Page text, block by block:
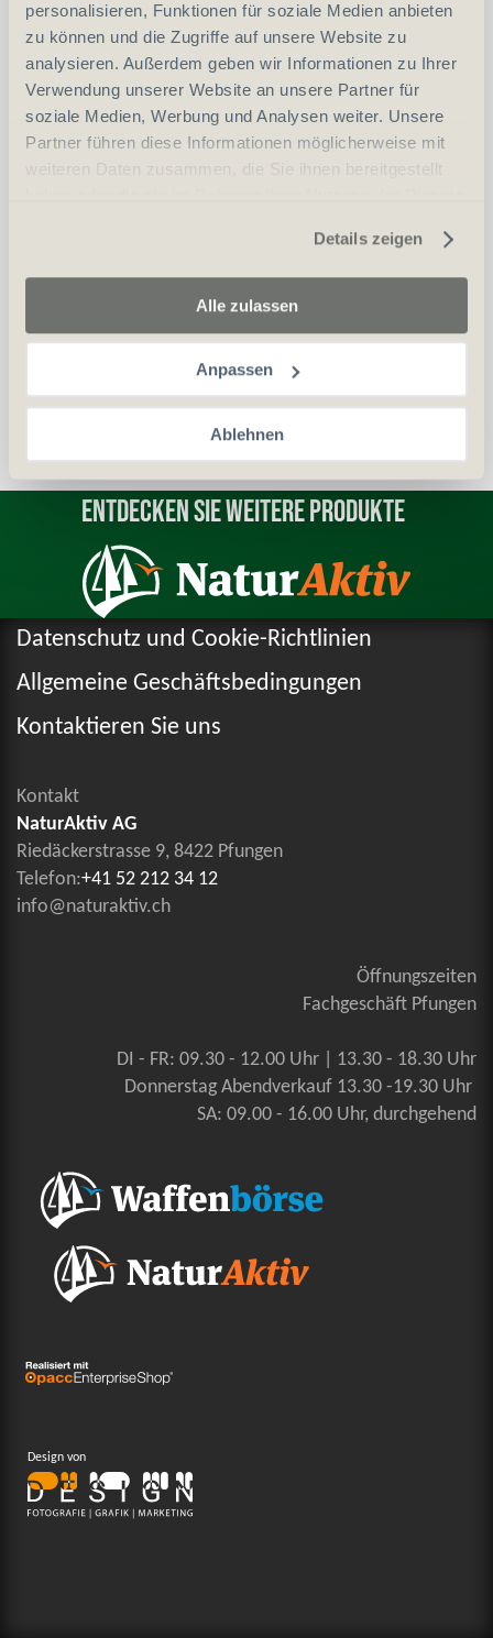
personalisieren, Funktionen für soziale Medien anbieten
zu können und die Zugriffe auf unsere Website zu
analysieren. Außerdem geben wir Informationen zu Ihrer
Verwendung unserer Website an unsere Partner für
soziale Medien, Werbung und Analysen weiter. Unsere
Partner führen diese Informationen möglicherweise mit
weiteren Daten zusammen, die Sie ihnen bereitgestellt
Details zeigen
Alle zulassen
Anpassen
Ablehnen
vergleichen
Anzahl Stück - +
In den Warenkorb
Waffenerwerbschein (WES)
Personalien (ID/Pass)
Entdecken Sie weitere Produkte
Datenschutz und Cookie-Richtlinien
Allgemeine Geschäftsbedingungen
Kontaktieren Sie uns
Kontakt
NaturAktiv AG
Riedäckerstrasse 9, 8422 Pfungen
Telefon:+41 52 212 34 12
info@naturaktiv.ch
Öffnungszeiten
Fachgeschäft Pfungen
DI - FR: 09.30 - 12.00 Uhr | 13.30 - 18.30 Uhr
Donnerstag Abendverkauf 13.30 -19.30 Uhr
SA: 09.00 - 16.00 Uhr, durchgehend
Design von